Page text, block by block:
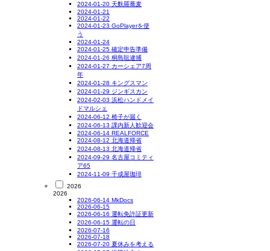
2024-01-20 天麩羅蕎麦
2024-01-21
2024-01-22
2024-01-23 GoPlayerを使
う
2024-01-24
2024-01-25 確定申告準備
2024-01-26 桐島聡逮捕
2024-01-27 カーシェア7周
年
2024-01-28 キングスマン
2024-01-29 ジンギスカン
2024-02-03 浜松ハンドメイ
ドマルシェ
2024-06-12 椅子が届く
2024-06-13 課内新人歓迎会
2024-06-14 REALFORCE
2024-08-12 北海道帰省
2024-08-13 北海道帰省
2024-09-29 名古屋コミティ
ア65
2024-11-09 千成屋珈琲
2026
2026
2026-06-14 MkDocs
2026-06-15
2026-06-16 運転免許証更新
2026-06-15 運転の日
2026-07-16
2026-07-18
2026-07-20 夏休みを考える